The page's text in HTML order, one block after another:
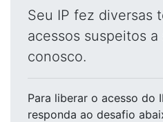
Seu IP fez diversas
acessos suspeitos
conosco.
Para liberar o acesso do
responda ao desafio